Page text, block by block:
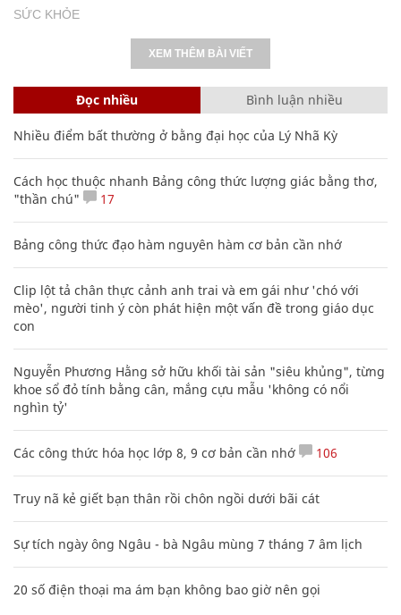
SỨC KHỎE
XEM THÊM BÀI VIẾT
Đọc nhiều Bình luận nhiều
Nhiều điểm bất thường ở bằng đại học của Lý Nhã Kỳ
Cách học thuộc nhanh Bảng công thức lượng giác bằng thơ,
"thần chú"
17
Bảng công thức đạo hàm nguyên hàm cơ bản cần nhớ
Clip lột tả chân thực cảnh anh trai và em gái như 'chó với
mèo', người tinh ý còn phát hiện một vấn đề trong giáo dục
con
Nguyễn Phương Hằng sở hữu khối tài sản "siêu khủng", từng
khoe sổ đỏ tính bằng cân, mắng cựu mẫu 'không có nổi
nghìn tỷ'
Các công thức hóa học lớp 8, 9 cơ bản cần nhớ 106
Truy nã kẻ giết bạn thân rồi chôn ngồi dưới bãi cát
Sự tích ngày ông Ngâu - bà Ngâu mùng 7 tháng 7 âm lịch
20 số điện thoại ma ám bạn không bao giờ nên gọi